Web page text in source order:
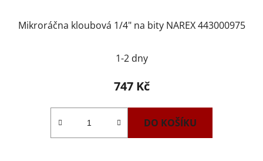
Mikroráčna kloubová 1/4" na bity NAREX 443000975
1-2 dny
747 Kč
DO KOŠÍKU